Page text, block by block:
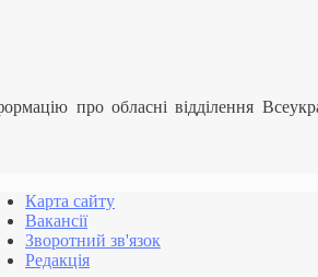
про обласні відділення
Карта сайту
Вакансії
Зворотний зв'язок
Редакція